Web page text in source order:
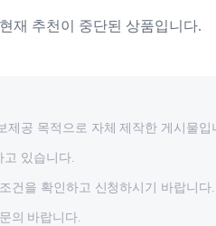
재 추천이 중단된 상품입니다.
제공 목적으로 자체 제작한 게시물입
있습니다.
건을 확인하고 신청하시기 바랍니다.
의 바랍니다.